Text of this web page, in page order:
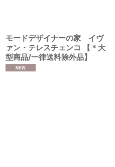
モードデザイナーの家 イヴ
ァン・テレスチェンコ 【＊大
型商品/一律送料除外品】